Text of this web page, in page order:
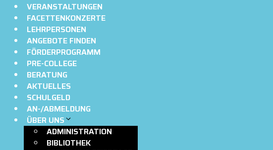
VERANSTALTUNGEN
FACETTENKONZERTE
LEHRPERSONEN
ANGEBOTE FINDEN
FÖRDERPROGRAMM
PRE-COLLEGE
BERATUNG
AKTUELLES
SCHULGELD
AN-/ABMELDUNG
ÜBER UNS
ADMINISTRATION
BIBLIOTHEK